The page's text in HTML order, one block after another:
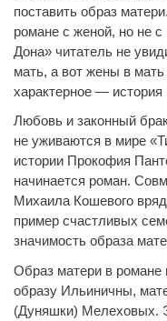
поставить образ
романе с женой, но не
Дона» читатель не
мать, а вот жены в
характерное — история
Любовь и законный
не уживаются в мире
истории Прокофия
начинается роман.
Михаила Кошевого
пример счастливых
значимость образа
Образ матери в романе
образу Ильиничны,
(Дуняшки) Мелеховых.